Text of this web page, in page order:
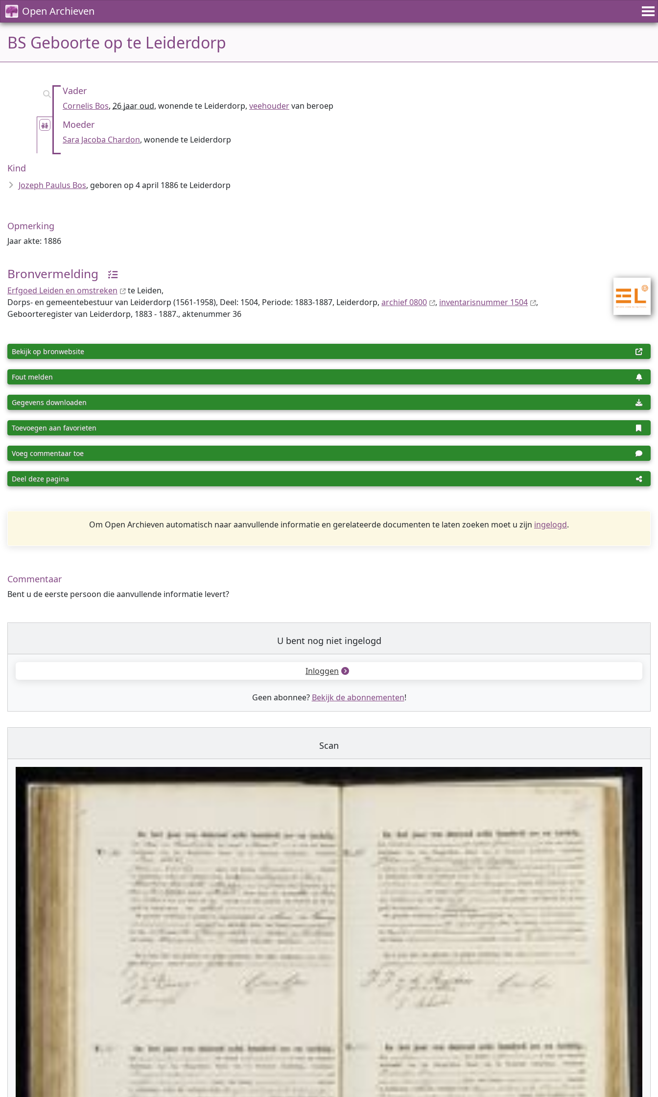
Open Archieven
BS Geboorte op te Leiderdorp
Vader
Cornelis Bos, 26 jaar oud, wonende te Leiderdorp, veehoudervan beroep
Moeder
Sara Jacoba Chardon, wonende te Leiderdorp
Kind
Jozeph Paulus Bos, geboren op 4 april 1886 te Leiderdorp
Opmerking
Jaar akte: 1886
Bronvermelding
Erfgoed Leiden en omstreken
te Leiden,
Dorps- en gemeentebestuur van Leiderdorp (1561-1958), Deel: 1504, Periode: 1883-1887, Leiderdorp, archief 0800 , inventaris­num­mer 1504
,
Geboorteregister van Leiderdorp, 1883 - 1887., aktenummer 36
Bekijk op bronwebsite
Fout melden
Gegevens downloaden
Toevoegen aan favorieten
Voeg commentaar toe
Deel deze pagina
Om Open Archieven automatisch naar aanvullende informatie en gerelateerde documenten te laten zoeken moet u zijn ingelogd.
Commentaar
Bent u de eerste persoon die aanvullende informatie levert?
U bent nog niet ingelogd
Inloggen
Geen abonnee? Bekijk de abonnementen!
Scan